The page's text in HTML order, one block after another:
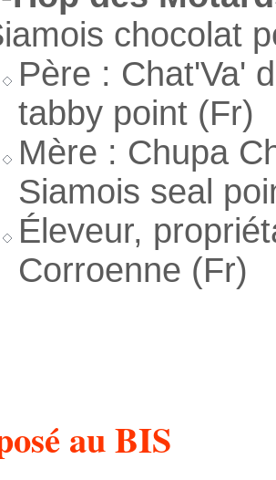
chocolat
Père : Chat'Va'
tabby point (Fr)
Mère : Chupa
Siamois seal
Éleveur,
Corroenne (Fr)
au BIS